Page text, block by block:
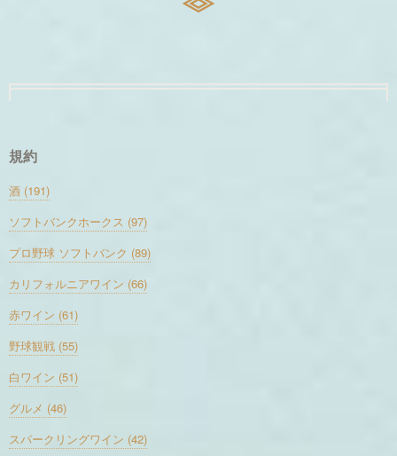
規約
酒 (191)
ソフトバンクホークス (97)
プロ野球 ソフトバンク (89)
カリフォルニアワイン (66)
赤ワイン (61)
野球観戦 (55)
白ワイン (51)
グルメ (46)
スパークリングワイン (42)